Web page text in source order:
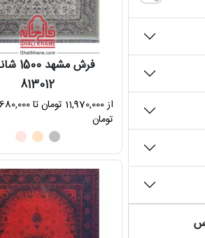
فرش
813012
از 11,970,000 تومان
تومان